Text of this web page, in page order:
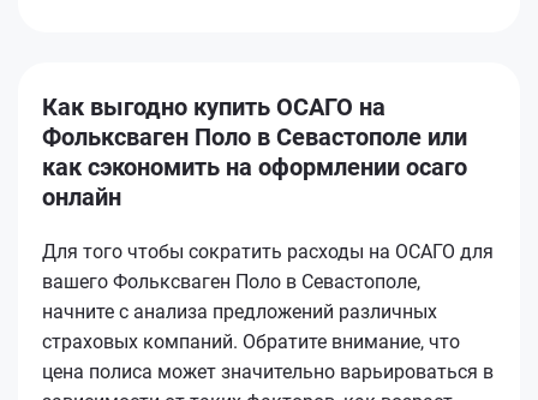
Как выгодно купить ОСАГО на
Фольксваген Поло в Севастополе или
как сэкономить на оформлении осаго
онлайн
Для того чтобы сократить расходы на ОСАГО для
вашего Фольксваген Поло в Севастополе,
начните с анализа предложений различных
страховых компаний. Обратите внимание, что
цена полиса может значительно варьироваться в